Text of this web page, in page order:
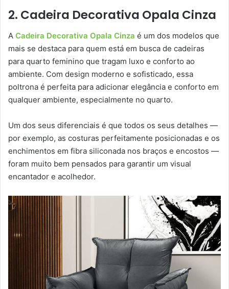
2. Cadeira Decorativa Opala Cinza
A Cadeira Decorativa Opala Cinza é um dos modelos que
mais se destaca para quem está em busca de cadeiras
para quarto feminino que tragam luxo e conforto ao
ambiente. Com design moderno e sofisticado, essa
poltrona é perfeita para adicionar elegância e conforto em
qualquer ambiente, especialmente no quarto.
Um dos seus diferenciais é que todos os seus detalhes —
por exemplo, as costuras perfeitamente posicionadas e os
enchimentos em fibra siliconada nos braços e encostos —
foram muito bem pensados para garantir um visual
encantador e acolhedor.